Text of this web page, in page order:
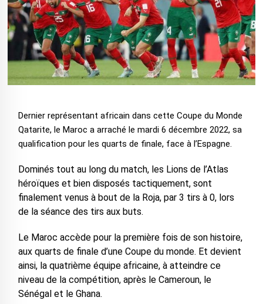
Dernier représentant africain dans cette Coupe du Monde
Qatarite, le Maroc a arraché le mardi 6 décembre 2022, sa
qualification pour les quarts de finale, face à l’Espagne.
Dominés tout au long du match, les Lions de l’Atlas
héroïques et bien disposés tactiquement, sont
finalement venus à bout de la Roja, par 3 tirs à 0, lors
de la séance des tirs aux buts.
Le Maroc accède pour la première fois de son histoire,
aux quarts de finale d’une Coupe du monde. Et devient
ainsi, la quatrième équipe africaine, à atteindre ce
niveau de la compétition, après le Cameroun, le
Sénégal et le Ghana.